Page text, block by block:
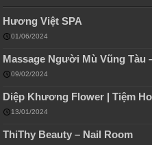
Hương Việt SPA
01/06/2024
Massage Người Mù Vũng Tàu
09/02/2024
Diệp Khương Flower | Tiệm
13/01/2024
ThiThy Beauty – Nail Room